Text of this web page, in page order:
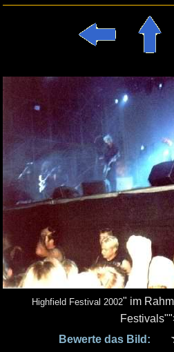
Highfield Festival 2002" im
Bewerte das Bild: